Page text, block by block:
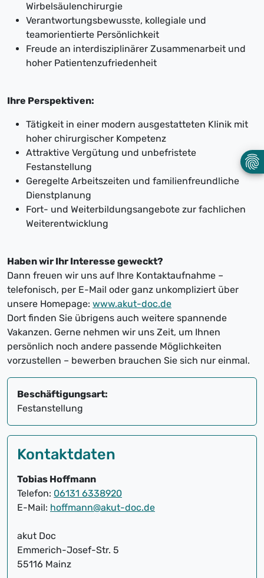
Wirbelsäulenchirurgie
Verantwortungsbewusste, kollegiale und
teamorientierte Persönlichkeit
Freude an interdisziplinärer Zusammenarbeit und
hoher Patientenzufriedenheit
Ihre Perspektiven:
Tätigkeit in einer modern ausgestatteten Klinik mit
hoher chirurgischer Kompetenz
Attraktive Vergütung und unbefristete
Festanstellung
Geregelte Arbeitszeiten und familienfreundliche
Dienstplanung
Fort- und Weiterbildungsangebote zur fachlichen
Weiterentwicklung
Haben wir Ihr Interesse geweckt?
Dann freuen wir uns auf Ihre Kontaktaufnahme –
telefonisch, per E-Mail oder ganz unkompliziert über
unsere Homepage: www.akut-doc.de
Dort finden Sie übrigens auch weitere spannende
Vakanzen. Gerne nehmen wir uns Zeit, um Ihnen
persönlich noch andere passende Möglichkeiten
vorzustellen – bewerben brauchen Sie sich nur einmal.
Beschäftigungsart:
Festanstellung
Kontaktdaten
Tobias Hoffmann
Telefon: 06131 6338920
E-Mail: hoffmann@akut-doc.de
akut Doc
Emmerich-Josef-Str. 5
55116 Mainz